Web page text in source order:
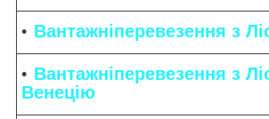
Вантажніперевезення з
Вантажніперевезення з
Венецію